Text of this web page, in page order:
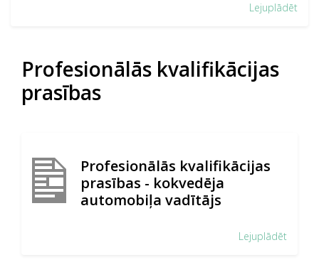
Lejuplādēt
Profesionālās kvalifikācijas
prasības
Profesionālās kvalifikācijas
prasības - kokvedēja
automobiļa vadītājs
Lejuplādēt